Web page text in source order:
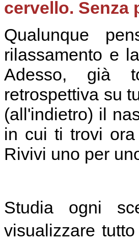
cervello. Senza
Qualunque
rilassamento e
Adesso, già
retrospettiva su
(all'indietro) il
in cui ti trovi
Rivivi uno per
Studia ogni
visualizzare